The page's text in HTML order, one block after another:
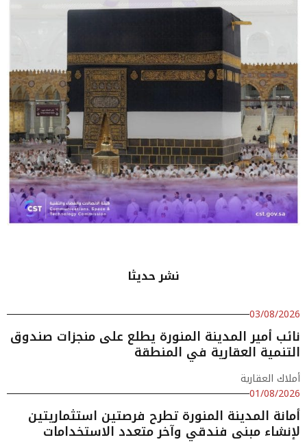
نشر حديثا
03/08/2026
نائب أمير المدينة المنورة يطلع على منجزات صندوق
التنمية العقارية في المنطقة
أملاك العقارية
01/08/2026
أمانة المدينة المنورة تطرح فرصتين استثماريتين
لإنشاء مبنى فندقي وآخر متعدد الاستخدامات